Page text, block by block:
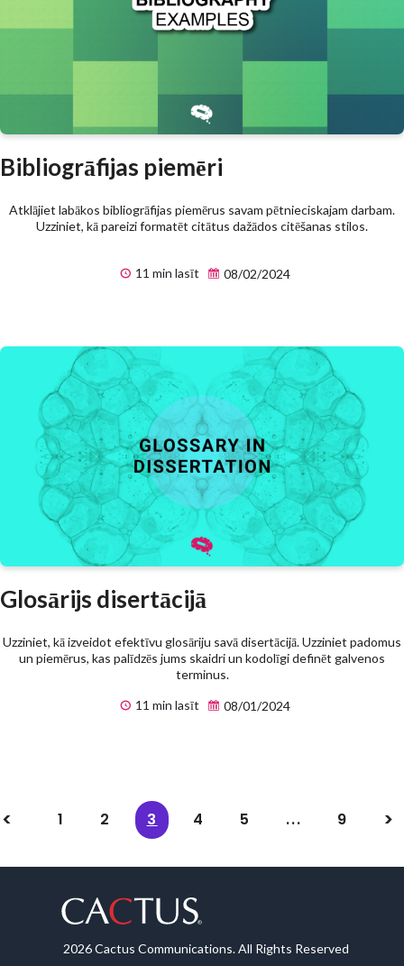
Bibliogrāfijas piemēri
Atklājiet labākos bibliogrāfijas piemērus savam pētnieciskajam darbam.
Uzziniet, kā pareizi formatēt citātus dažādos citēšanas stilos.
11 min lasīt 08/02/2024
Glosārijs disertācijā
Uzziniet, kā izveidot efektīvu glosāriju savā disertācijā. Uzziniet padomus
un piemērus, kas palīdzēs jums skaidri un kodolīgi definēt galvenos
terminus.
11 min lasīt
08/01/2024
1 2 3 4 5 ... 9
2026 Cactus Communications. All Rights Reserved